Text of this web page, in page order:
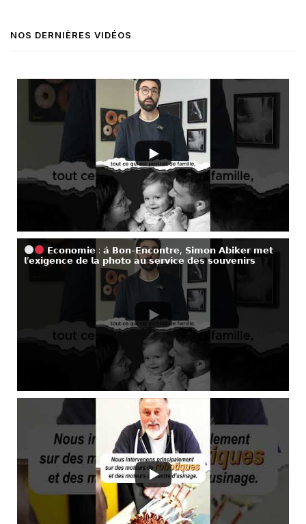
NOS DERNIÈRES VIDÉOS
𝗘𝗰𝗼𝗻𝗼𝗺𝗶𝗲 : 𝗮̀ 𝗕𝗼𝗻-𝗘𝗻𝗰𝗼𝗻𝘁𝗿𝗲, 𝗦𝗶𝗺𝗼𝗻 𝗔𝗯𝗶𝗸𝗲𝗿 𝗺𝗲𝘁
𝗹’𝗲𝘅𝗶𝗴𝗲𝗻𝗰𝗲 𝗱𝗲 𝗹𝗮 𝗽𝗵𝗼𝘁𝗼 𝗮𝘂 𝘀𝗲𝗿𝘃𝗶𝗰𝗲 𝗱𝗲𝘀 𝘀𝗼𝘂𝘃𝗲𝗻𝗶𝗿𝘀